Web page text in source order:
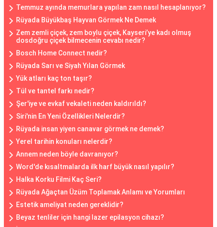
Temmuz ayında memurlara yapılan zam nasıl hesaplanıyor?
Rüyada Büyükbaş Hayvan Görmek Ne Demek
Zem zemli çiçek, zem boylu çiçek, Kayseri’ye kadı olmuş
dosdoğru çiçek bilmecenin cevabı nedir?
Bosch Home Connect nedir?
Rüyada Sarı ve Siyah Yılan Görmek
Yük atları kaç ton taşır?
Tül ve tantel farkı nedir?
Şer'iye ve evkaf vekaleti neden kaldırıldı?
Siri'nin En Yeni Özellikleri Nelerdir?
Rüyada insan yiyen canavar görmek ne demek?
Yerel tarihin konuları nelerdir?
Annem neden böyle davranıyor?
Word'de kısaltmalarda ilk harf büyük nasıl yapılır?
Halka Korku Filmi Kaç Seri?
Rüyada Ağaçtan Üzüm Toplamak Anlamı ve Yorumları
Estetik ameliyat neden gereklidir?
Beyaz tenliler için hangi lazer epilasyon cihazı?